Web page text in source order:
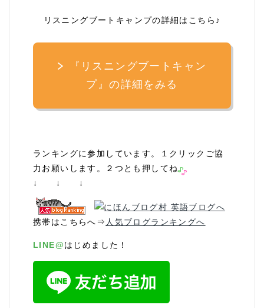
リスニングブートキャンプの詳細はこちら♪
『リスニングブートキャン
プ』の詳細をみる
ランキングに参加しています。１クリックご協
力お願いします。２つとも押してね
↓ ↓ ↓
携帯はこちらへ⇒ 人気ブログランキングへ
LINE@はじめました！